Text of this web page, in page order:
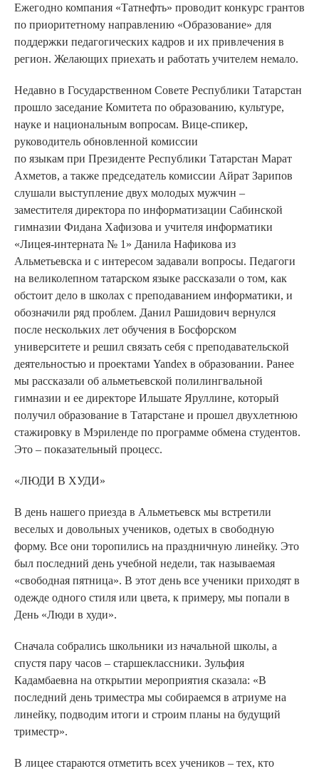
Ежегодно компания «Татнефть» проводит конкурс грантов
по приоритетному направлению «Образование» для
поддержки педагогических кадров и их привлечения в
регион. Желающих приехать и работать учителем немало.
Недавно в Государственном Совете Республики Татарстан
прошло заседание Комитета по образованию, культуре,
науке и национальным вопросам. Вице-спикер,
руководитель обновленной комиссии
по языкам при Президенте Республики Татарстан Марат
Ахметов, а также председатель комиссии Айрат Зарипов
слушали выступление двух молодых мужчин –
заместителя директора по информатизации Сабинской
гимназии Фидана Хафизова и учителя информатики
«Лицея-интерната № 1» Данила Нафикова из
Альметьевска и с интересом задавали вопросы. Педагоги
на великолепном татарском языке рассказали о том, как
обстоит дело в школах с преподаванием информатики, и
обозначили ряд проблем. Данил Рашидович вернулся
после нескольких лет обучения в Босфорском
университете и решил связать себя с преподавательской
деятельностью и проектами Yandex в образовании. Ранее
мы рассказали об альметьевской полилингвальной
гимназии и ее директоре Ильшате Яруллине, который
получил образование в Татарстане и прошел двухлетнюю
стажировку в Мэриленде по программе обмена студентов.
Это – показательный процесс.
«ЛЮДИ В ХУДИ»
В день нашего приезда в Альметьевск мы встретили
веселых и довольных учеников, одетых в свободную
форму. Все они торопились на праздничную линейку. Это
был последний день учебной недели, так называемая
«свободная пятница». В этот день все ученики приходят в
одежде одного стиля или цвета, к примеру, мы попали в
День «Люди в худи».
Сначала собрались школьники из начальной школы, а
спустя пару часов – старшеклассники. Зульфия
Кадамбаевна на открытии мероприятия сказала: «В
последний день триместра мы собираемся в атриуме на
линейку, подводим итоги и строим планы на будущий
триместр».
В лицее стараются отметить всех учеников – тех, кто